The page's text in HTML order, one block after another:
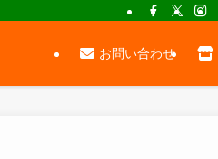
お問い合わせ